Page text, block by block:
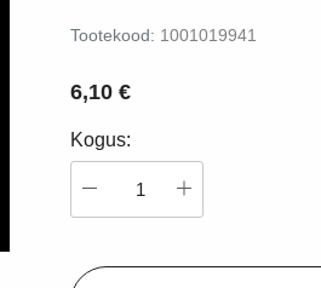
Tootekood: 1001019941
6,10 €
Kogus: